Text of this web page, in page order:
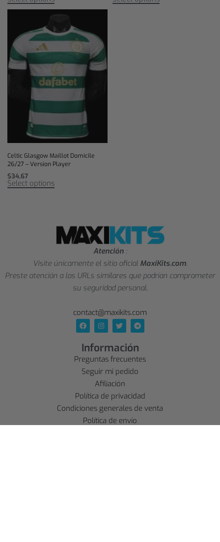
Celtic Glasgow Maillot Domicile
26/27 – Version Player
$34,67
Select options
Atención :
Visite únicamente el sitio oficial MaxiKits.com.
Preste atención a las URLs similares que podrían comprometer
su seguridad personal.
contact@maxikits.com
Información
Preguntas frecuentes
Seguir mi pedido
Afiliación
Política de privacidad
Condiciones generales de venta
Política de envío